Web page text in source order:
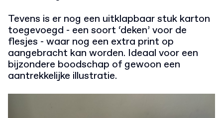
Tevens is er nog een uitklapbaar stuk karton
toegevoegd - een soort ‘deken’ voor de
flesjes - waar nog een extra print op
aangebracht kan worden. Ideaal voor een
bijzondere boodschap of gewoon een
aantrekkelijke illustratie.